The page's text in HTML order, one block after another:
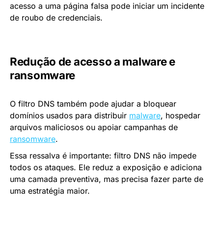
acesso a uma página falsa pode iniciar um incidente
de roubo de credenciais.
Redução de acesso a malware e
ransomware
O filtro DNS também pode ajudar a bloquear
domínios usados para distribuir malware, hospedar
arquivos maliciosos ou apoiar campanhas de
ransomware.
Essa ressalva é importante: filtro DNS não impede
todos os ataques. Ele reduz a exposição e adiciona
uma camada preventiva, mas precisa fazer parte de
uma estratégia maior.